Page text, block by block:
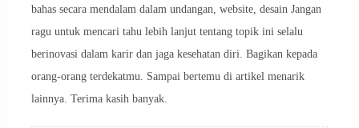
bahas secara mendalam dalam undangan, website, desain Jangan
ragu untuk mencari tahu lebih lanjut tentang topik ini selalu
berinovasi dalam karir dan jaga kesehatan diri. Bagikan kepada
orang-orang terdekatmu. Sampai bertemu di artikel menarik
lainnya. Terima kasih banyak.